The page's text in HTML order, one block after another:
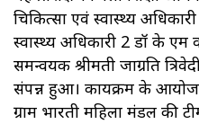
चिकित्सा एवं स्वास्थ्य
स्वास्थ्य अधिकारी 2 डॉ के एम
समन्वयक श्रीमती जाग्रति
संपन्न हुआ। कार्यक्रम के
ग्राम भारती महिला मंडल की